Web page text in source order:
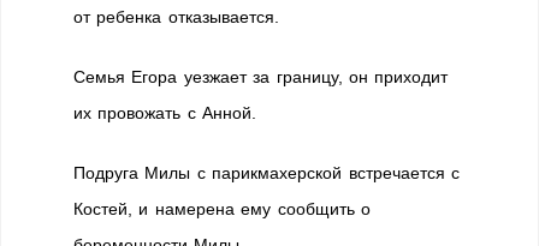
от ребенка отказывается.
Семья Егора уезжает за границу, он приходит
их провожать с Анной.
Подруга Милы с парикмахерской встречается с
Костей, и намерена ему сообщить о